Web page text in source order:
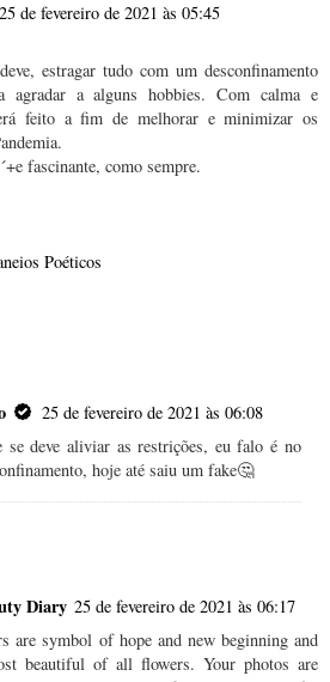
25 de fevereiro de 2021 às 05:45
estragar tudo com um desconfinamento
agradar a alguns hobbies. Com calma e
feito a fim de melhorar e minimizar os
fascinante, como sempre.
Poéticos
25 de fevereiro de 2021 às 06:08
se deve aliviar as restrições, eu falo é no
hoje até saiu um fake🤔
Diary 25 de fevereiro de 2021 às 06:17
are symbol of hope and new beginning and
beautiful of all flowers. Your photos are